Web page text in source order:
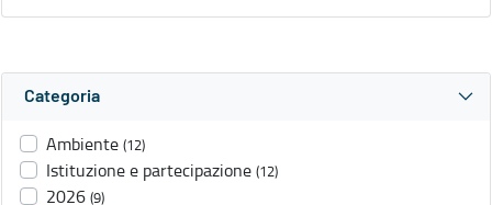
Categoria
Ambiente (12)
Istituzione e partecipazione (12)
2026 (9)